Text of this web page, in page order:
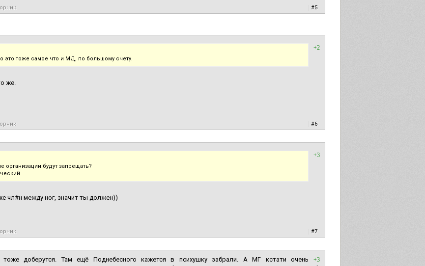
#5
+2
это тоже самое что и МД, по большому счету.
же.
#6
+3
организации будут запрещать?
чл#н между ног, значит ты должен))
#7
+3
тоже доберутся. Там ещё Поднебесного кажется в психушку забрали. А МГ кстати очень